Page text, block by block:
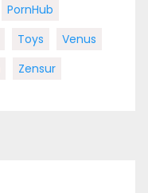
PornHub
Toys
Venus
Zensur